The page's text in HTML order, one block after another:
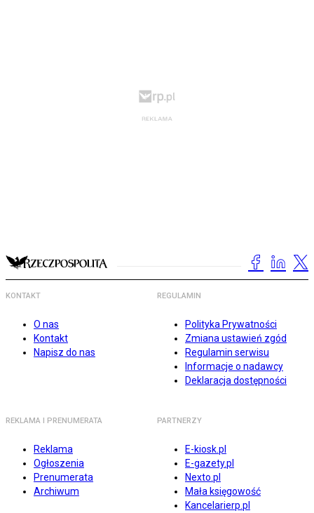
KONTAKT
O nas
Kontakt
Napisz do nas
REGULAMIN
Polityka Prywatności
Zmiana ustawień zgód
Regulamin serwisu
Informacje o nadawcy
Deklaracja dostępności
REKLAMA I PRENUMERATA
Reklama
Ogłoszenia
Prenumerata
Archiwum
PARTNERZY
E-kiosk.pl
E-gazety.pl
Nexto.pl
Mała księgowość
Kancelarierp.pl